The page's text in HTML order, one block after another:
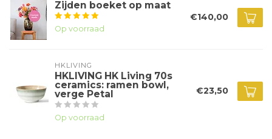
Zijden boeket op maat
Op voorraad
€140,00
HKLIVING
HKLIVING HK Living 70s
ceramics: ramen bowl,
verge Petal
Op voorraad
€23,50